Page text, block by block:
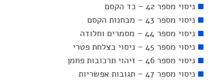
ניסוי מספר 42 – כד הקסם
ניסוי מספר 43 – מבחנות הקסם
ניסוי מספר 44 – מסמרים וחלודה
ניסוי מספר 45 – ניסוי בצלחת פטרי
ניסוי מספר 46 – זיהוי תרכובות פחמן
ניסוי מספר 47 – תגובות אפשריות